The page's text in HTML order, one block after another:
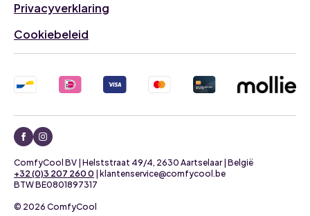
Privacyverklaring
Cookiebeleid
© 2026 ComfyCool
+32 (0)3 207 260 0 | klantenservice@comfycool.be
BTW BE0801897317
ComfyCool BV | Helststraat 49/4, 2630 Aartselaar | België